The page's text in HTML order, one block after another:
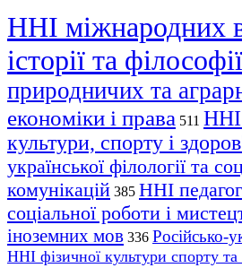
ННІ міжнародних
історії та філософії
природничих та
економіки і права 511 ННІ
культури, спорту і
української філології та
комунікацій 385 ННІ
соціальної роботи і
іноземних мов 336 Російсько-
ННІ фізичної культури спорту та